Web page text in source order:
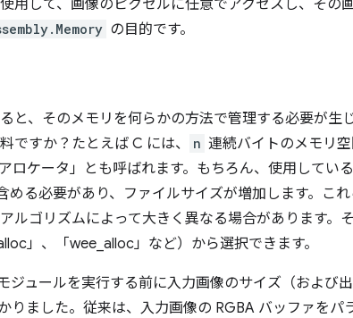
用して、画像のピクセルに任意でアクセスし、その
の目的です。
と、そのメモリを何らかの方法で管理する必要が生
ですか？たとえば C には、
n 連続バイトのメモリ
ロケータ」とも呼ばれます。もちろん、使用してい
める必要があり、ファイルサイズが増加します。こ
ルゴリズムによって大きく異なる場合があります。
」、「wee_alloc」など）から選択できます。
ジュールを実行する前に入力画像のサイズ（および
りました。従来は、入力画像の RGBA バッファを